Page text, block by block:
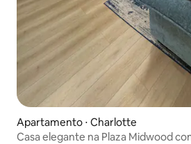
Apartamento ⋅ Charlotte
Casa elegante na Plaza Midwood